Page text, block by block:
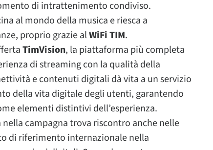
di intrattenimento condiviso.
al mondo della musica e riesca a
proprio grazie alWiFi TIM.
TimVision, la piattaforma più completa
di streaming con la qualità della
e contenuti digitali dà vita a un servizio
della vita digitale degli utenti, garantendo
elementi distintivi dell’esperienza.
campagna trova riscontro anche nelle
di riferimento internazionale nella